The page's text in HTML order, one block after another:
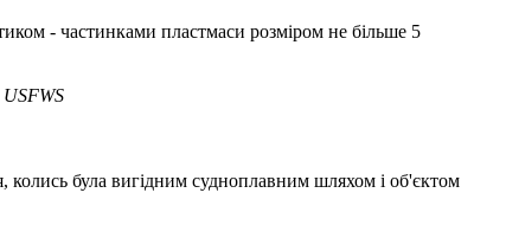
- частинками пластмаси розміром не більше 5
колись була вигідним судноплавним шляхом і об'єктом